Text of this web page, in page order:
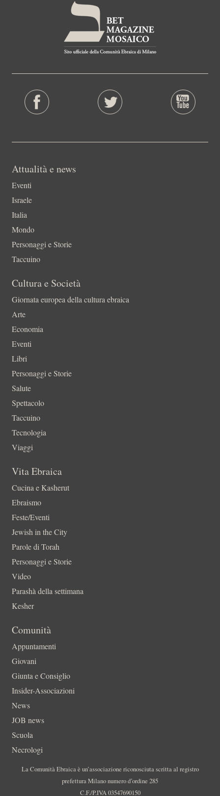
Attualità e news
Eventi
Israele
Italia
Mondo
Personaggi e Storie
Taccuino
Cultura e Società
Giornata europea della cultura ebraica
Arte
Economia
Eventi
Libri
Personaggi e Storie
Salute
Spettacolo
Taccuino
Tecnologia
Viaggi
Vita Ebraica
Cucina e Kasherut
Ebraismo
Feste/Eventi
Jewish in the City
Parole di Torah
Personaggi e Storie
Video
Parashà della settimana
Kesher
Comunità
Appuntamenti
Giovani
Giunta e Consiglio
Insider-Associazioni
News
JOB news
Scuola
Necrologi
La Comunità Ebraica è un’associazione riconosciuta scritta al registro
prefettura Milano numero d’ordine 285
C.F./P.IVA 03547690150